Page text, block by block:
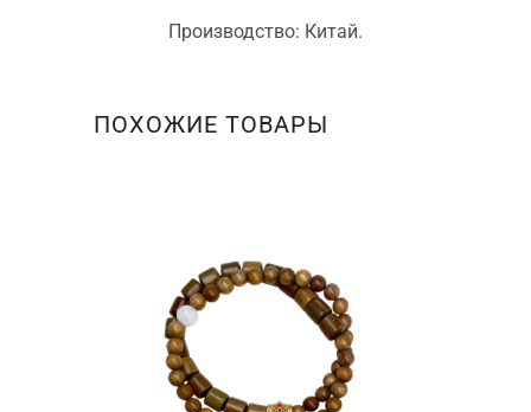
Производство: Китай.
ПОХОЖИЕ ТОВАРЫ